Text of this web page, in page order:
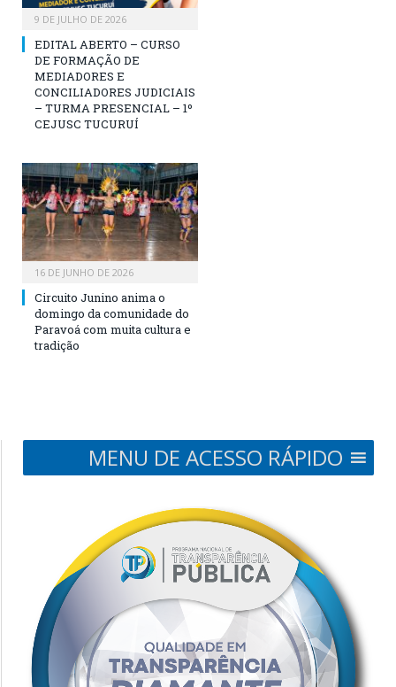
9 DE JULHO DE 2026
EDITAL ABERTO – CURSO
DE FORMAÇÃO DE
MEDIADORES E
CONCILIADORES JUDICIAIS
– TURMA PRESENCIAL – 1º
CEJUSC TUCURUÍ
16 DE JUNHO DE 2026
Circuito Junino anima o
domingo da comunidade do
Paravoá com muita cultura e
tradição
MENU DE ACESSO RÁPIDO